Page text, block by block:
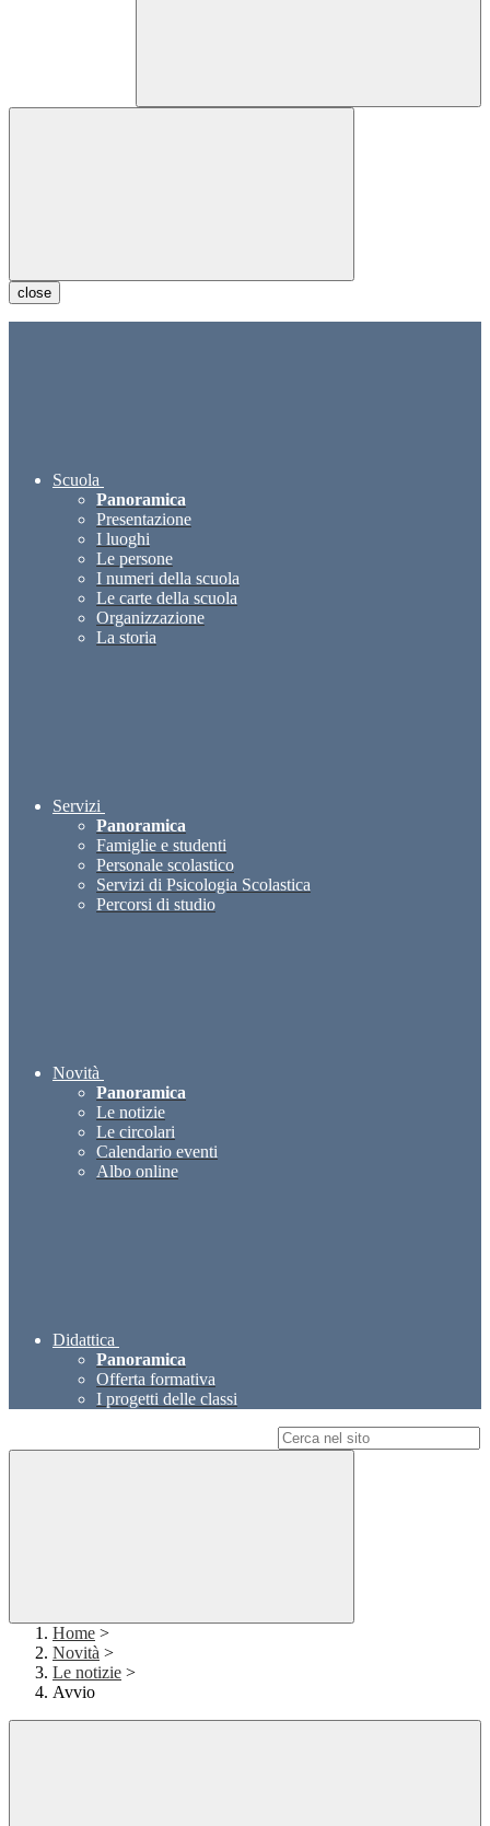
close
Scuola
Panoramica
Presentazione
I luoghi
Le persone
I numeri della scuola
Le carte della scuola
Organizzazione
La storia
Servizi
Panoramica
Famiglie e studenti
Personale scolastico
Servizi di Psicologia Scolastica
Percorsi di studio
Novità
Panoramica
Le notizie
Le circolari
Calendario eventi
Albo online
Didattica
Panoramica
Offerta formativa
I progetti delle classi
Home >
Novità >
Le notizie >
Avvio